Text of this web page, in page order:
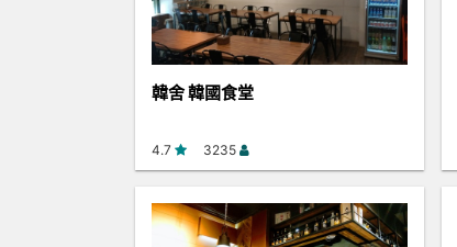
韓舍 韓國食堂
4.7 3235